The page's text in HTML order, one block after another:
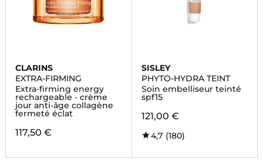
CLARINS
EXTRA-FIRMING
Extra-firming energy
rechargeable - crème
jour anti-âge collagène
fermeté éclat
117,50 €
SISLEY
PHYTO-HYDRA TEINT
Soin embelliseur teinté
spf15
121,00 €
4,7 (180)